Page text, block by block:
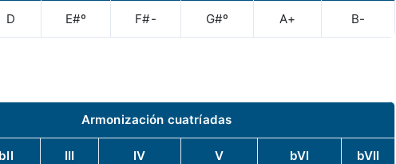
D E#º F#- G#º A+ B-
Armonización cuatríadas
bII III IV V bVI bVII